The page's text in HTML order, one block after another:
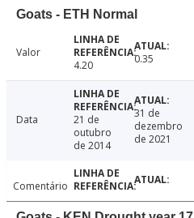
Goats - ETH Normal
Valor
4.20
0.35
Data
21 de
outubro
de 2014
31 de
dezembro
de 2021
Comentário